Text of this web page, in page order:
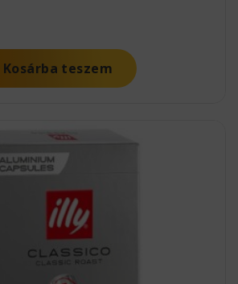
Kosárba teszem